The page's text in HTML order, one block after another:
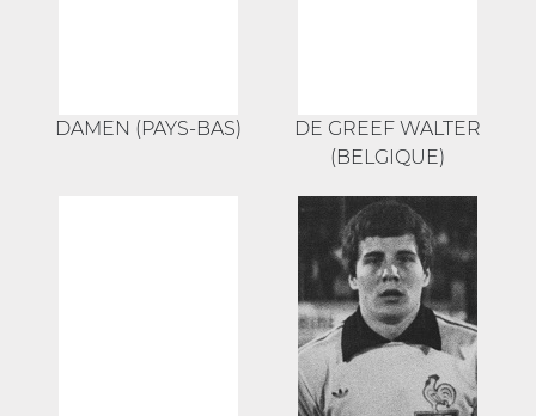
DAMEN (PAYS-BAS)
DE GREEF WALTER
(BELGIQUE)